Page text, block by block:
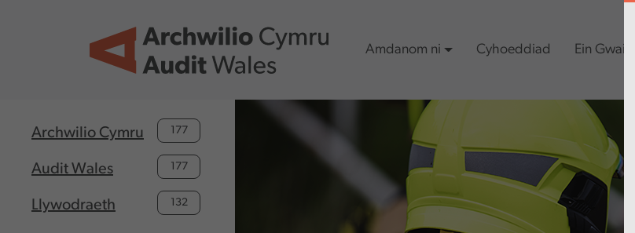
Amdanom ni Cyhoeddiad Ein Gwaith
Archwilio Cymru 177
Audit Wales 177
Llywodraeth 132